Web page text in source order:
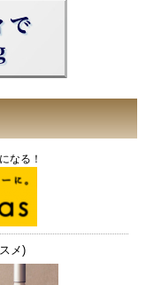
なる！
メ)